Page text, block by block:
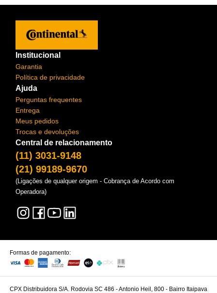
Institucional
Garantia
Política de privacidade
Ajuda
Perguntas frequentes
Entrega
Meus pedidos
Trocas e devoluções
Central de relacionamento
(11) 3031-9148
(21) 99189-9670
(Ligações de qualquer origem - Cobrança de Acordo com
Operadora)
Formas de pagamento:
CPX Distribuidora S/A. Rodovia SC 486 - Antonio Heil, 800 - Bairro Itaipava